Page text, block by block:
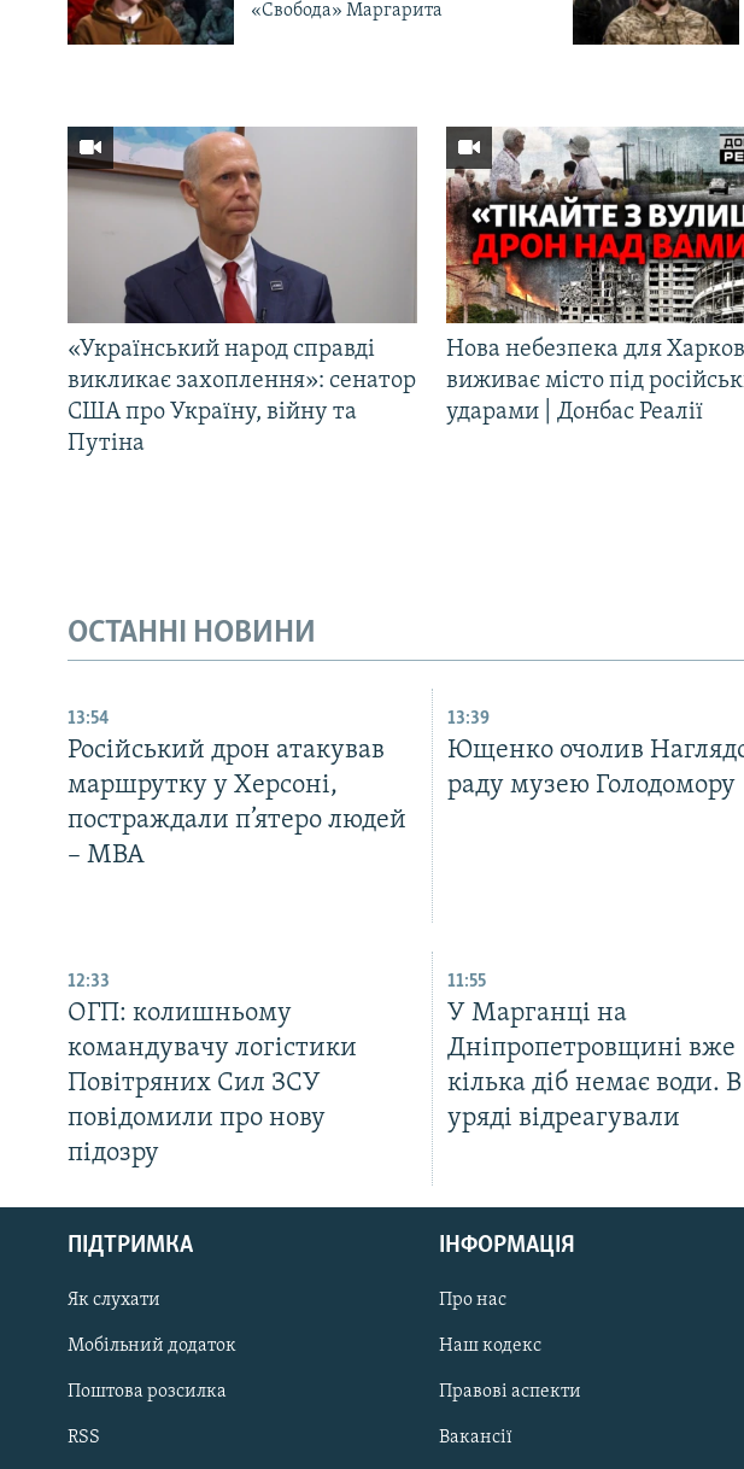
РУС
ДОЛУЧАЙСЯ!
«Свобода» Маргарита
«Український народ справді
викликає захоплення»: сенатор
США про Україну, війну та
Путіна
Нова небезпека для
виживає місто під
ударами | Донбас Реалії
ОСТАННІ НОВИНИ
13:54
Російський дрон атакував
маршрутку у Херсоні,
постраждали п’ятеро людей
– МВА
13:39
Ющенко очолив
раду музею Голодомору
12:33
ОГП: колишньому
командувачу логістики
Повітряних Сил ЗСУ
повідомили про нову
підозру
11:55
У Марганці на
Дніпропетровщині вже
кілька діб немає води. В
уряді відреагували
ПІДТРИМКА
Як слухати
Мобільний додаток
Поштова розсилка
RSS
ІНФОРМАЦІЯ
Про нас
Наш кодекс
Правові аспекти
Вакансії